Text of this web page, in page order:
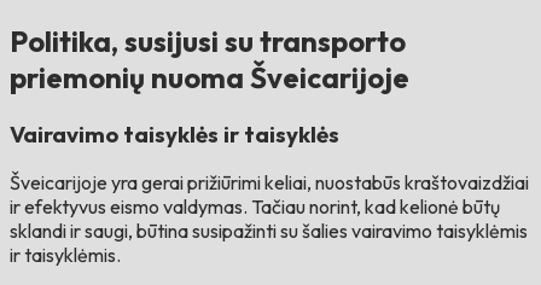
Politika, susijusi su transporto
priemonių nuoma Šveicarijoje
Vairavimo taisyklės ir taisyklės
Šveicarijoje yra gerai prižiūrimi keliai, nuostabūs kraštovaizdžiai
ir efektyvus eismo valdymas. Tačiau norint, kad kelionė būtų
sklandi ir saugi, būtina susipažinti su šalies vairavimo taisyklėmis
ir taisyklėmis.